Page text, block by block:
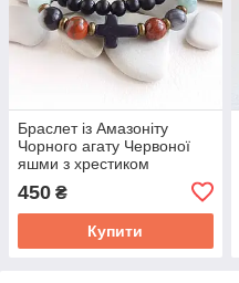
Браслет із Амазоніту
Чорного агату Червоної
яшми з хрестиком
450 ₴
Купити